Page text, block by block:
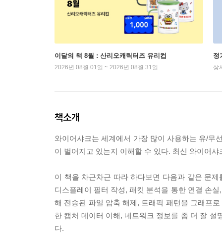
이달의 책 8월 : 산리오캐릭터즈 유리컵
2026년 08월 01일 ~ 2026년 08월 31일
정
상
책소개
와이어샤크는 세계에서 가장 많이 사용하는 유/무
이 벌어지고 있는지 이해할 수 있다. 최신 와이어
이 책을 차근차근 따라 하다보면 다음과 같은 문
디스플레이 필터 작성, 패킷 분석을 통한 연결 손
해 전송된 파일 압축 해제, 트래픽 패턴을 그래프
한 캡처 데이터 이해, 네트워크 정보를 좀 더 잘
다.